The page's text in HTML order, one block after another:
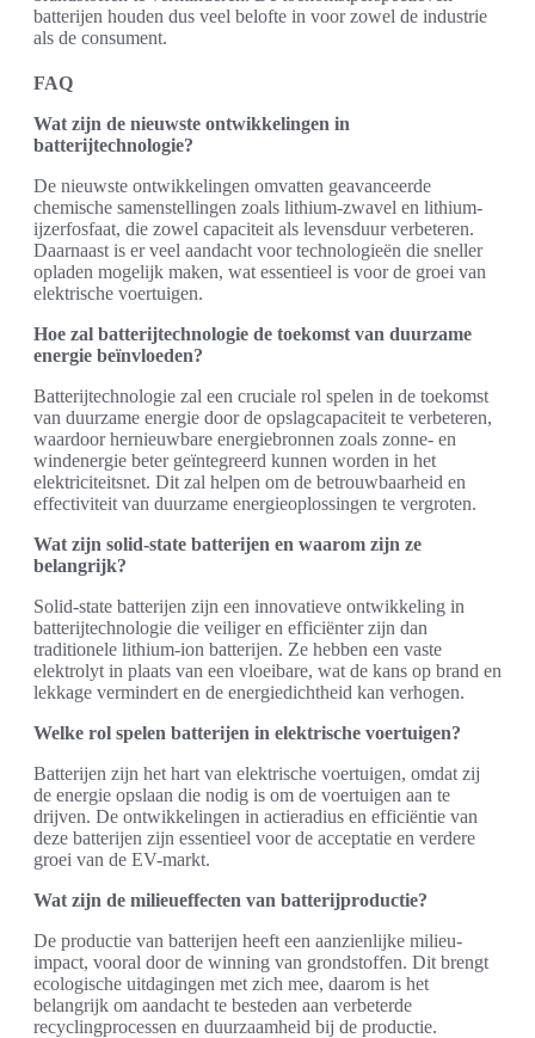
batterijen houden dus veel belofte in voor zowel de industrie
als de consument.
FAQ
Wat zijn de nieuwste ontwikkelingen in
batterijtechnologie?
De nieuwste ontwikkelingen omvatten geavanceerde
chemische samenstellingen zoals lithium-zwavel en lithium-
ijzerfosfaat, die zowel capaciteit als levensduur verbeteren.
Daarnaast is er veel aandacht voor technologieën die sneller
opladen mogelijk maken, wat essentieel is voor de groei van
elektrische voertuigen.
Hoe zal batterijtechnologie de toekomst van duurzame
energie beïnvloeden?
Batterijtechnologie zal een cruciale rol spelen in de toekomst
van duurzame energie door de opslagcapaciteit te verbeteren,
waardoor hernieuwbare energiebronnen zoals zonne- en
windenergie beter geïntegreerd kunnen worden in het
elektriciteitsnet. Dit zal helpen om de betrouwbaarheid en
effectiviteit van duurzame energieoplossingen te vergroten.
Wat zijn solid-state batterijen en waarom zijn ze
belangrijk?
Solid-state batterijen zijn een innovatieve ontwikkeling in
batterijtechnologie die veiliger en efficiënter zijn dan
traditionele lithium-ion batterijen. Ze hebben een vaste
elektrolyt in plaats van een vloeibare, wat de kans op brand en
lekkage vermindert en de energiedichtheid kan verhogen.
Welke rol spelen batterijen in elektrische voertuigen?
Batterijen zijn het hart van elektrische voertuigen, omdat zij
de energie opslaan die nodig is om de voertuigen aan te
drijven. De ontwikkelingen in actieradius en efficiëntie van
deze batterijen zijn essentieel voor de acceptatie en verdere
groei van de EV-markt.
Wat zijn de milieueffecten van batterijproductie?
De productie van batterijen heeft een aanzienlijke milieu-
impact, vooral door de winning van grondstoffen. Dit brengt
ecologische uitdagingen met zich mee, daarom is het
belangrijk om aandacht te besteden aan verbeterde
recyclingprocessen en duurzaamheid bij de productie.